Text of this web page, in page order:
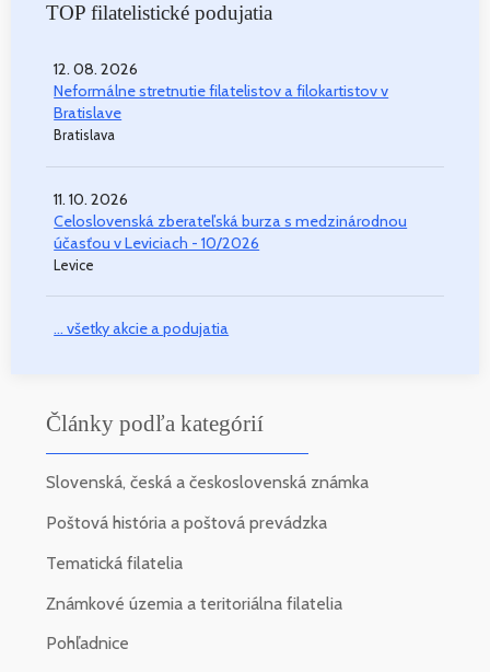
TOP filatelistické podujatia
12. 08. 2026
Neformálne stretnutie filatelistov a filokartistov v
Bratislave
Bratislava
11. 10. 2026
Celoslovenská zberateľská burza s medzinárodnou
účasťou v Leviciach - 10/2026
Levice
... všetky akcie a podujatia
Články podľa kategórií
Slovenská, česká a československá známka
Poštová história a poštová prevádzka
Tematická filatelia
Známkové územia a teritoriálna filatelia
Pohľadnice